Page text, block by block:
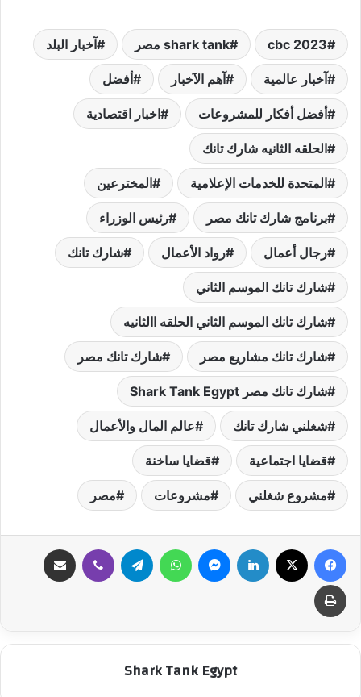
cbc 2023 shark tank مصر آخبار البلد
آخبار عالمية آهم الآخبار أفضل
أفضل أفكار للمشروعات اخبار اقتصادية
الحلقه الثانيه شارك تانك
المتحدة للخدمات الإعلامية المخترعين
برنامج شارك تانك مصر رئيس الوزراء
رجال أعمال رواد الأعمال شارك تانك
شارك تانك الموسم الثاني
شارك تانك الموسم الثاني الحلقه االثانيه
شارك تانك مشاريع مصر شارك تانك مصر
شارك تانك مصر Shark Tank Egypt
شغلني شارك تانك عالم المال والأعمال
قضايا اجتماعية قضايا ساخنة
مشروع شغلني مشروعات مصر
فيسبوك لينكدإن ماسنجر واتساب تيلقرام ڤايبر
طباعة
Shark Tank Egypt